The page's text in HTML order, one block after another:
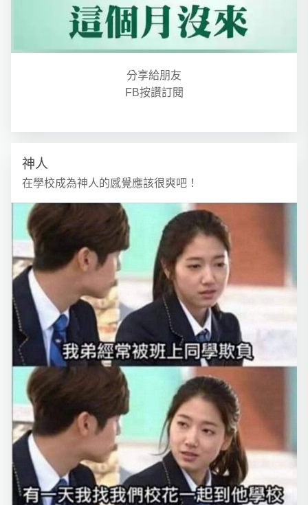
分享給朋友
FB按讚訂閱
神人
在學校成為神人的感覺應該很爽吧！